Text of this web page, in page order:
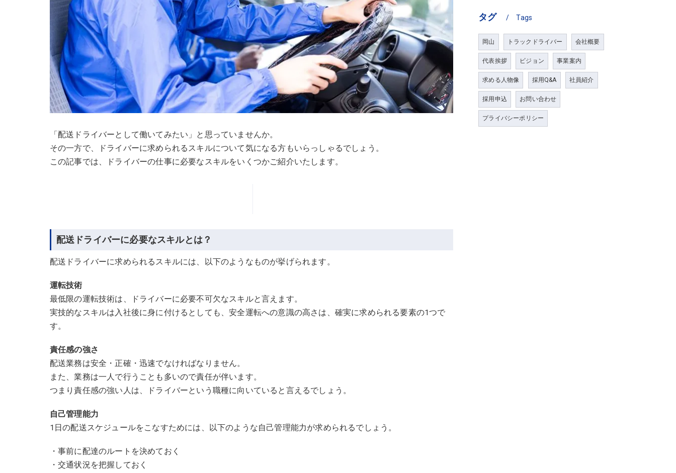
「配送ドライバーとして働いてみたい」と思っていませんか。
その一方で、ドライバーに求められるスキルについて気になる方もいらっしゃるでしょう。
この記事では、ドライバーの仕事に必要なスキルをいくつかご紹介いたします。
配送ドライバーに必要なスキルとは？
配送ドライバーに求められるスキルには、以下のようなものが挙げられます。
運転技術
最低限の運転技術は、ドライバーに必要不可欠なスキルと言えます。
実技的なスキルは入社後に身に付けるとしても、安全運転への意識の高さは、確実に求められる要素の1つで
す。
責任感の強さ
配送業務は安全・正確・迅速でなければなりません。
また、業務は一人で行うことも多いので責任が伴います。
つまり責任感の強い人は、ドライバーという職種に向いていると言えるでしょう。
自己管理能力
1日の配送スケジュールをこなすためには、以下のような自己管理能力が求められるでしょう。
・事前に配達のルートを決めておく
・交通状況を把握しておく
タグ Tags
岡山 トラックドライバー 会社概要
代表挨拶 ビジョン 事業案内
求める人物像 採用Q&A 社員紹介
採用申込 お問い合わせ
プライバシーポリシー